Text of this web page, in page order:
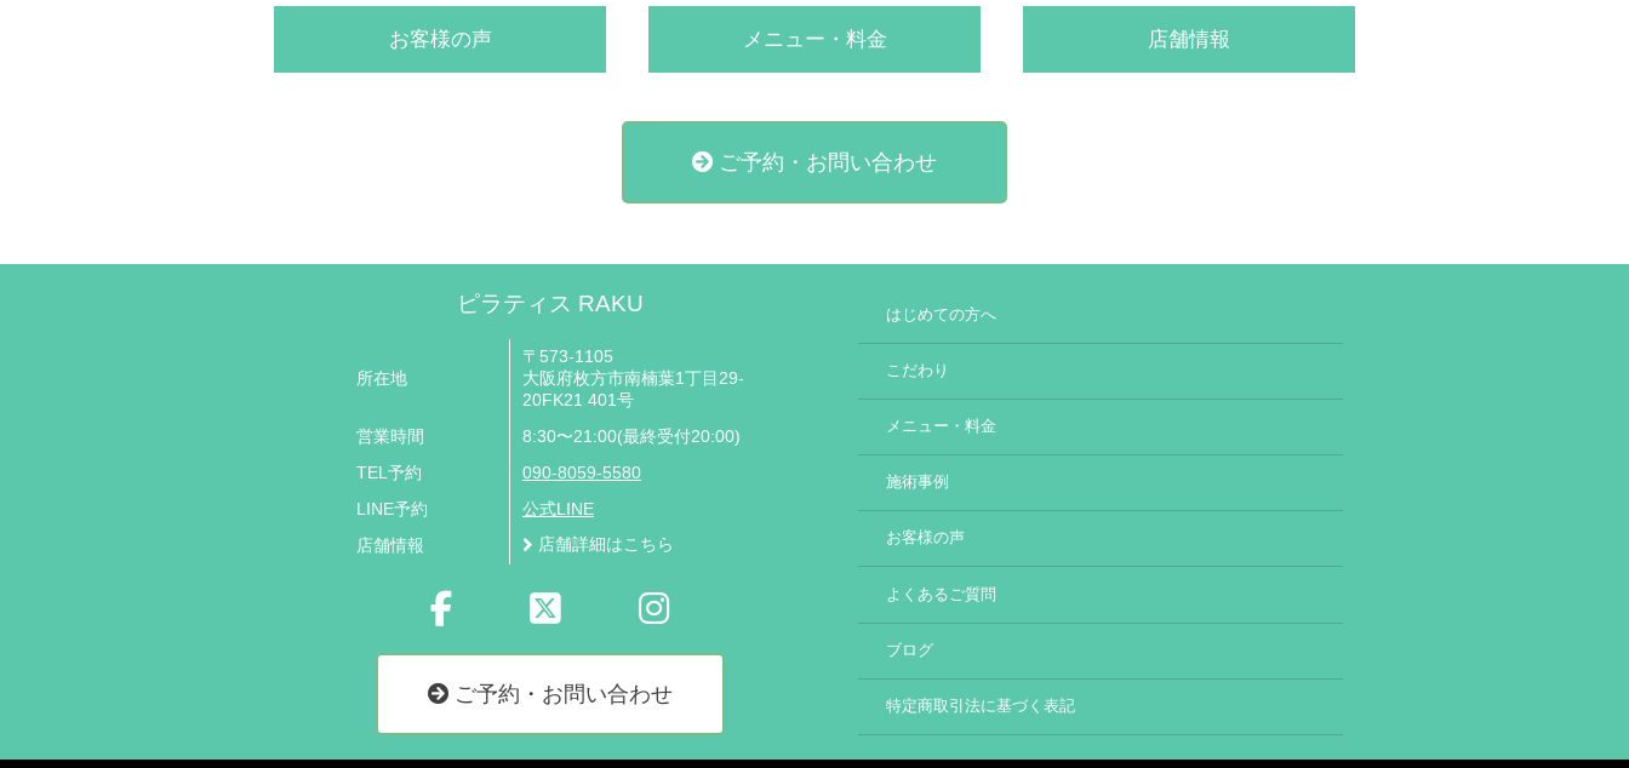
お客様の声 メニュー・料金 店舗情報
ご予約・お問い合わせ
ピラティス RAKU
所在地
〒573-1105
大阪府枚方市南楠葉1丁目29-
20FK21 401号
営業時間
8:30〜21:00(最終受付20:00)
TEL予約
090-8059-5580
LINE予約
公式LINE
店舗情報
店舗詳細はこちら
ご予約・お問い合わせ
はじめての方へ
こだわり
メニュー・料金
施術事例
お客様の声
よくあるご質問
ブログ
特定商取引法に基づく表記